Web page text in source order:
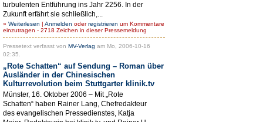
turbulenten Entführung ins Jahr 2256. In der
Zukunft erfährt sie schließlich,...
» Weiterlesen | Anmelden oderregistrieren um Kommentare
einzutragen - 2718 Zeichen in dieser Pressemeldung
Pressetext verfasst von MV-Verlag am Mo, 2006-10-16
02:35.
„Rote Schatten“ auf Sendung – Roman über
Ausländer in der Chinesischen
Kulturrevolution beim Stuttgarter klinik.tv
Münster, 16. Oktober 2006 – Mit „Rote
Schatten“ haben Rainer Lang, Chefredakteur
des evangelischen Pressedienstes, Katja